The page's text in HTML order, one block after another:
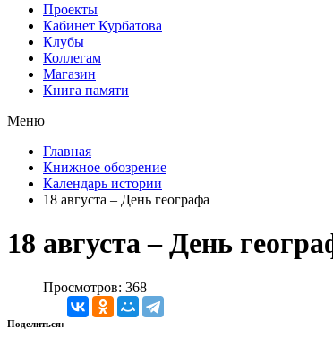
Проекты
Кабинет Курбатова
Клубы
Коллегам
Магазин
Книга памяти
Меню
Главная
Книжное обозрение
Календарь истории
18 августа – День географа
18 августа – День
Просмотров: 368
Поделиться: